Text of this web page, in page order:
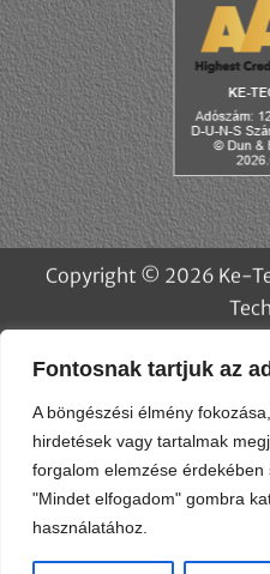
Fontosnak tartjuk az
A böngészési élmény
hirdetések vagy tartalmak
forgalom elemzése
"Mindet elfogadom" gombra
használatához.
Testreszabás Elutasít
Copyright © 2026 Ke-